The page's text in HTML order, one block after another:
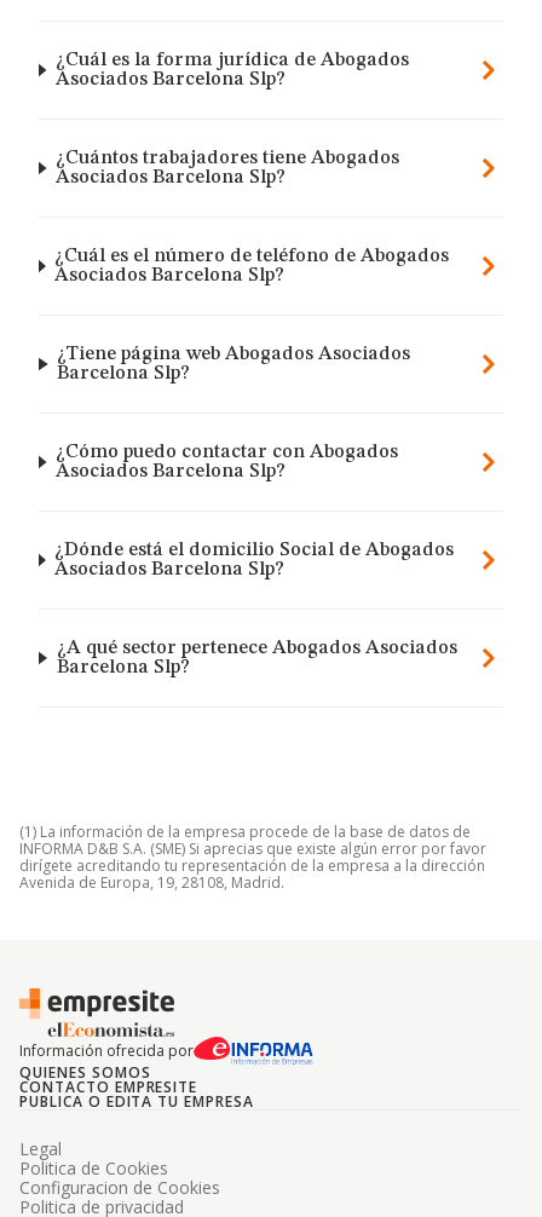
¿Cuál es la forma jurídica de Abogados
Asociados Barcelona Slp?
¿Cuántos trabajadores tiene Abogados
Asociados Barcelona Slp?
¿Cuál es el número de teléfono de Abogados
Asociados Barcelona Slp?
¿Tiene página web Abogados Asociados
Barcelona Slp?
¿Cómo puedo contactar con Abogados
Asociados Barcelona Slp?
¿Dónde está el domicilio Social de Abogados
Asociados Barcelona Slp?
¿A qué sector pertenece Abogados Asociados
Barcelona Slp?
(1) La información de la empresa procede de la base de datos de
INFORMA D&B S.A. (SME) Si aprecias que existe algún error por favor
dirígete acreditando tu representación de la empresa a la dirección
Avenida de Europa, 19, 28108, Madrid.
Información ofrecida por
QUIENES SOMOS
CONTACTO EMPRESITE
PUBLICA O EDITA TU EMPRESA
Legal
Politica de Cookies
Configuracion de Cookies
Politica de privacidad